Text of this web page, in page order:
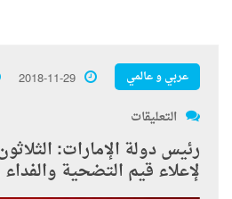
عربي و عالمي 2018-11-29
التعليقات
رئيس دولة الإمارات:
لإعلاء قيم التضحية